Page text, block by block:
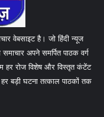
वेबसाइट है। जो हिंदी न्यूज
अपने समर्पित पाठक वर्ग
हर रोज विशेष और विस्तृत कंटेंट
बड़ी घटना तत्काल पाठकों तक